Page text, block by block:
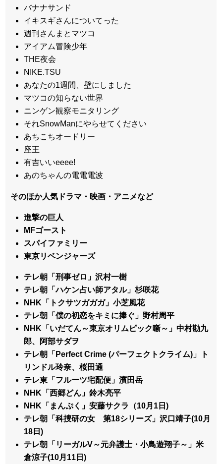
バナナサンド
イキスギさんについてった
週刊さんまとマツコ
アイアム冒険少年
THE夜会
NIKE.TSU
あなたの1週間、壁にしました
マツコの知らない世界
ニンゲン観察モニタリング
それSnowManにやらせてください
あちこちオードリー
座王
有吉いいeeee!
あのちゃんの電電電波
そのほか人気ドラマ・映画・アニメなど
進撃の巨人
MFゴースト
スパイファミリー
東京リベンジャーズ
テレ朝「刑事ゼロ」沢村一樹
テレ朝「ハケン占い師アタル」杉咲花
NHK「トクサツガガガ」小芝風花
テレ朝「僕の初恋をキミに捧ぐ」野村周平
NHK「いだてん～東京オリムピック噺～」中村勘九
郎、阿部サダヲ
テレ朝「Perfect Crime (パーフェクトクライム)」ト
リンドル玲奈、桜田通
テレ東「フルーツ宅配便」濱田岳
NHK「西郷どん」鈴木亮平
NHK「まんぷく」安藤サクラ（10月1日)
テレ朝「科捜研の女 第18シリーズ」沢口靖子(10月
18日)
テレ朝「リーガルV～元弁護士・小鳥遊翔子～」米
倉涼子(10月11日)